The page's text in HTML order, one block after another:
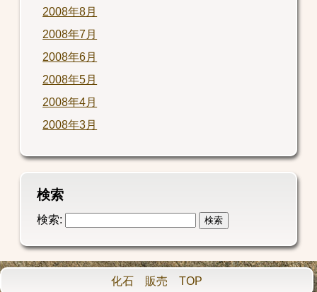
2008年8月
2008年7月
2008年6月
2008年5月
2008年4月
2008年3月
検索
検索:
化石 販売 TOP